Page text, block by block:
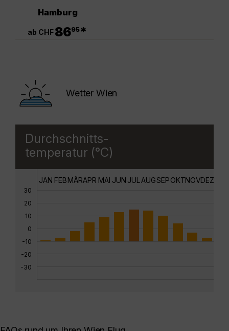
Hamburg
ab CHF8695*
Wetter Wien
Durchschnitts-
temperatur (°C)
30
20
10
0
-10
-20
-30
JAN FEBMÄRAPR MAI JUN JUL AUGSEPOKTNOVDEZ